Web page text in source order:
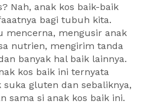
Nah, anak kos baik-baik
bagi tubuh kita.
mencerna, mengusir anak
nutrien, mengirim tanda
banyak hal baik lainnya.
kos baik ini ternyata
gluten dan sebaliknya,
sama si anak kos baik ini.